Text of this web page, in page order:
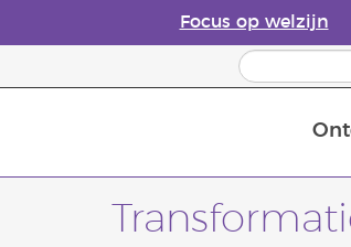
Focus op welzijn